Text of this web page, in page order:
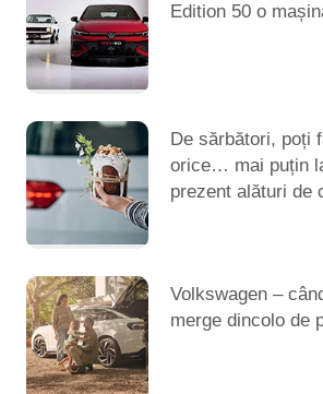
Edition 50 o
De sărbători, poți
orice… mai puțin
prezent alături de
Volkswagen –
merge dincolo de